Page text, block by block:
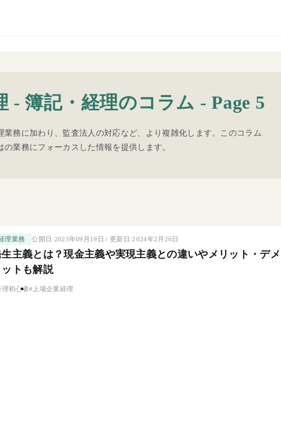
- 簿記・経理のコラム - Page 5
業務に加わり、監査法人の対応など、より複雑化します。このコラム
業務にフォーカスした情報を提供します。
理業務 公開日:2023年09月19日 / 更新日:2024年2月26日
主義とは？現金主義や実現主義との違いやメリット・デメ
ットも解説
理初心者 上場企業経理